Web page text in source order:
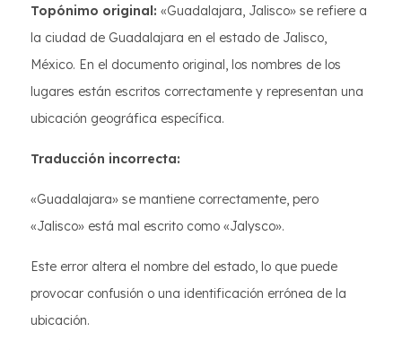
Topónimo original: «Guadalajara, Jalisco» se refiere a
la ciudad de Guadalajara en el estado de Jalisco,
México. En el documento original, los nombres de los
lugares están escritos correctamente y representan una
ubicación geográfica específica.
Traducción incorrecta:
«Guadalajara» se mantiene correctamente, pero
«Jalisco» está mal escrito como «Jalysco».
Este error altera el nombre del estado, lo que puede
provocar confusión o una identificación errónea de la
ubicación.